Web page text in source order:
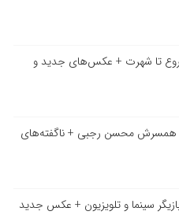
شروع تا شهرت + عکس‌های جدید و
و همسرش محسن رجبی + ناگفته‌های
سینما و تلویزیون + عکس جدید